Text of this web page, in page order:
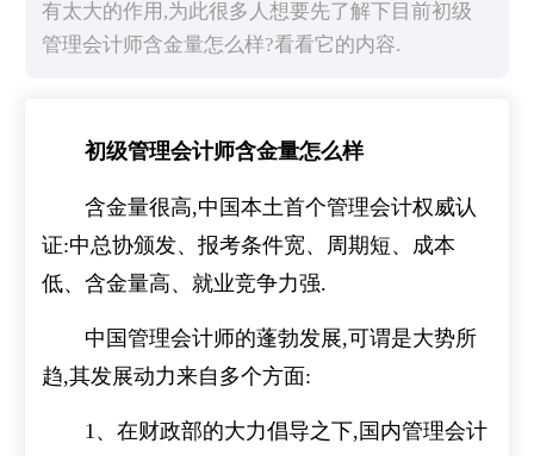
有太大的作用,为此很多人想要先了解下目前初级
管理会计师含金量怎么样?看看它的内容.
初级管理会计师含金量怎么样
含金量很高,中国本土首个管理会计权威认
证:中总协颁发、报考条件宽、周期短、成本
低、含金量高、就业竞争力强.
中国管理会计师的蓬勃发展,可谓是大势所
趋,其发展动力来自多个方面:
1、在财政部的大力倡导之下,国内管理会计